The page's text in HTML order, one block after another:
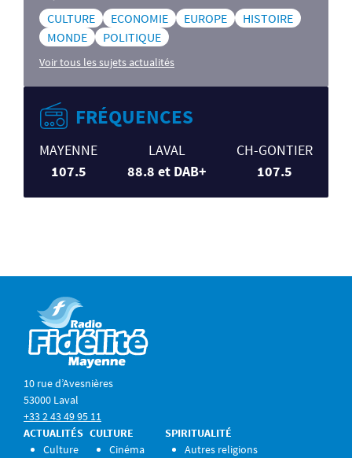
CULTURE ECONOMIE EUROPE
HISTOIRE
MONDE
POLITIQUE
Voir tous les sujets actualités
FRÉQUENCES
MAYENNE
107.5
LAVAL
88.8 et DAB+
CH-GONTIER
107.5
10 rue d’Avesnières
53000 Laval
+33 2 43 49 95 11
ACTUALITÉS
Culture
CULTURE
Cinéma
SPIRITUALITÉ
Autres religions